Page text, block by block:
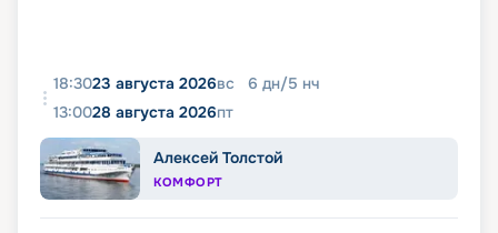
18:3023 августа 2026вс 6 дн/5 нч
13:0028 августа 2026пт
Алексей Толстой
КОМФОРТ